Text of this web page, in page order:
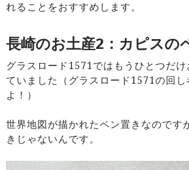
れることをおすすめします。
長崎のお土産2：カピスの
グラスロード1571ではもうひとつだけ
ていました（グラスロード1571の回
よ！）
世界地図が描かれたペン置きなのです
きじゃないんです。